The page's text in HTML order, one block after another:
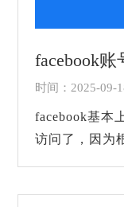
时间：2025-09-
facebook基本
访问了，因为